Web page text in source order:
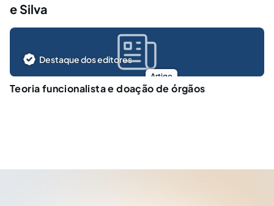
e Silva
Artigo
Destaque dos editores
Teoria funcionalista e doação de órgãos